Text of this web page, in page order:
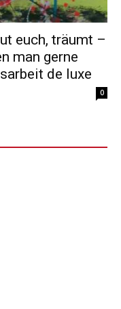
euch, träumt –
man gerne
de luxe
0